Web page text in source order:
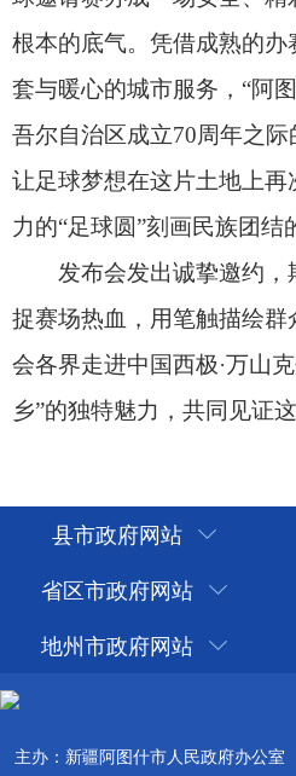
县市政府网站
省区市政府网站
地州市政府网站
主办：新疆阿图什市人民政府办公室